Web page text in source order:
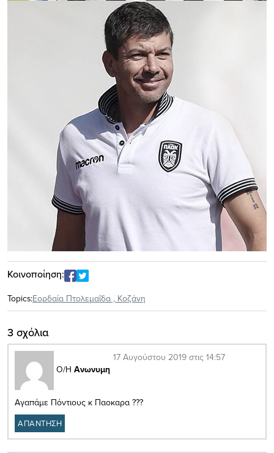
Κοινοποίηση:
Topics:Εορδαία Πτολεμαΐδα , Κοζάνη
3 σχόλια
Ο/Η Ανωνυμη
17 Αυγούστου 2019 στις 14:57
Αγαπάμε Πόντιους κ Παοκαρα ???
ΑΠΑΝΤΗΣΗ